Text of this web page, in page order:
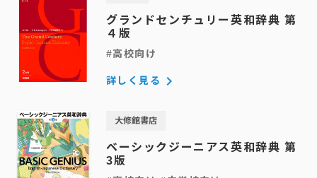
グランドセンチュリー英和辞典 第
４版
#高校向け
詳しく見る keyboard_arrow_right
大修館書店
ベーシックジーニアス英和辞典 第
3版